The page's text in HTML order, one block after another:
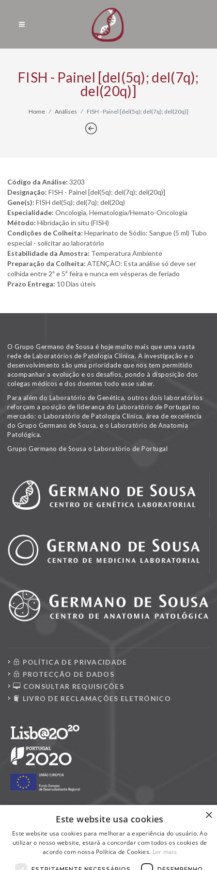
FISH - Painel [del(5q); del(7q);
del(20q)]
Home Análises FISH - Painel [del(5q); del(7q); del(20q)]
Código da Análise: 3203
Designação: FISH - Painel [del(5q); del(7q); del(20q)]
Gene(s): FISH del(5q); del(7q); del(20q)
Especialidade: Oncologia, Hematologia/Hemato-Oncologia
Método: Hibridação in situ (FISH)
Condições de Colheita: Heparinato de Sódio: Sangue (5 ml) Tubo
especial - solicitar ao laboratório
Estabilidade da Amostra: Temperatura Ambiente
Preparação da Colheita: ATENÇÃO: Esta análise só deve ser
colhida entre 2ª e 5ª feira e nunca em vésperas de feriado
Prazo Entrega: 10 Dias úteis
O Grupo Germano de Sousa é hoje muito mais que uma vasta
rede de Laboratórios de Patologia Clínica. A investigação e o
desenvolvimento são uma prioridade que nos tem permitido
acompanhar a evolução e os desafios, pondo à disposição dos
colegas médicos e dos doentes todo esse saber.
Para além do Laboratório de Genética, outros dois laboratórios
reforçam a posição de liderança do Laboratório de Portugal no
mercado: o Laboratório de Patologia Clínica, área de excelência
do Grupo Germano de Sousa, e o Laboratório de Anatomia
Patológica.
Grupo Germano de Sousa o Laboratório de Portugal
POLÍTICA DE PRIVACIDADE
PROTECÇÃO DE DADOS
CONSULTAR REQUISIÇÕES
LIVRO DE RECLAMAÇÕES ELETRÓNICO
×
Este website usa cookies
Este website usa cookies para melhorar a experiência do usuário. Ao
utilizar o nosso website, estará a concordar com todos os cookies de
acordo com nossa Política de Cookies. Ler mais